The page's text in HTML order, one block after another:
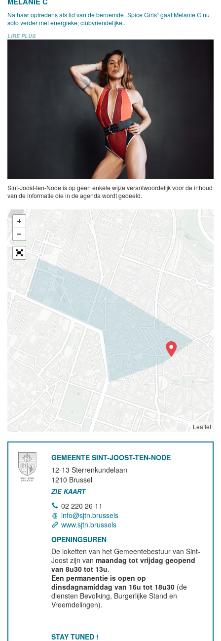
Na haar optredens als lid van de beroemde „Spice Girls“ gaat Melanie C nu
solo verder met energieke, clubvriendelijke...
LIRE PLUS
Sint-Joost-ten-Node is op geen enkele wijze verantwoordelijk voor de inhoud
van de informatie die in de agenda wordt gedeeld.
Leaflet
GEMEENTE SINT-JOOST-TEN-NODE
12-13 Sterrenkundelaan
1210 Brussel
ZIE KAART
02 220 26 11
info@sjtn.brussels
www.sjtn.brussels
OPENINGSUREN
De loketten van het Gemeentebestuur van Sint-
Joost zijn vanmaandag tot vrijdag geopend
van 8u30 tot 13u.
Een permanentie is open op
dinsdagnamiddag van 16u tot 18u30 (de
diensten Bevolking, Burgerlijke Stand en
Vreemdelingen).
STAY TUNED !